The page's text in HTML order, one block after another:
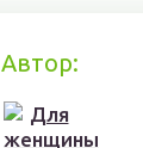
Автор: